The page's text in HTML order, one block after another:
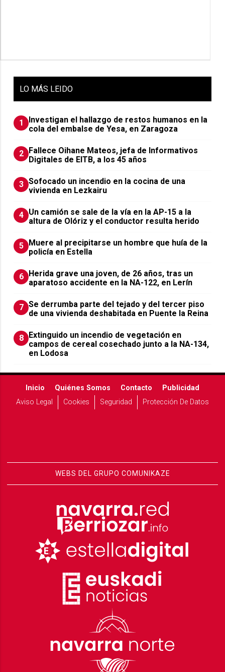
LO MÁS LEIDO
1
Investigan el hallazgo de restos humanos en la
cola del embalse de Yesa, en Zaragoza
2
Fallece Oihane Mateos, jefa de Informativos
Digitales de EITB, a los 45 años
3 Sofocado un incendio en la cocina de una
vivienda en Lezkairu
4 Un camión se sale de la vía en la AP-15 a la
altura de Olóriz y el conductor resulta herido
5
Muere al precipitarse un hombre que huía de la
policía en Estella
6
Herida grave una joven, de 26 años, tras un
aparatoso accidente en la NA-122, en Lerín
7 Se derrumba parte del tejado y del tercer piso
de una vivienda deshabitada en Puente la Reina
8
Extinguido un incendio de vegetación en
campos de cereal cosechado junto a la NA-134,
en Lodosa
Inicio Quiénes Somos Contacto
Publicidad
Aviso Legal
Cookies Seguridad Protección De Datos
WEBS DEL GRUPO COMUNIKAZE